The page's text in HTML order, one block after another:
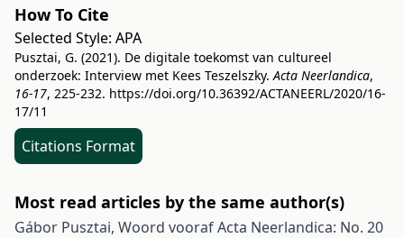
How To Cite
Selected Style: APA
Pusztai, G. (2021). De digitale toekomst van cultureel
onderzoek: Interview met Kees Teszelszky.Acta Neerlandica,
16-17, 225-232. https://doi.org/10.36392/ACTANEERL/2020/16-
17/11
Citations Format
Most read articles by the same author(s)
Gábor Pusztai, Woord voorafActa Neerlandica: No. 20